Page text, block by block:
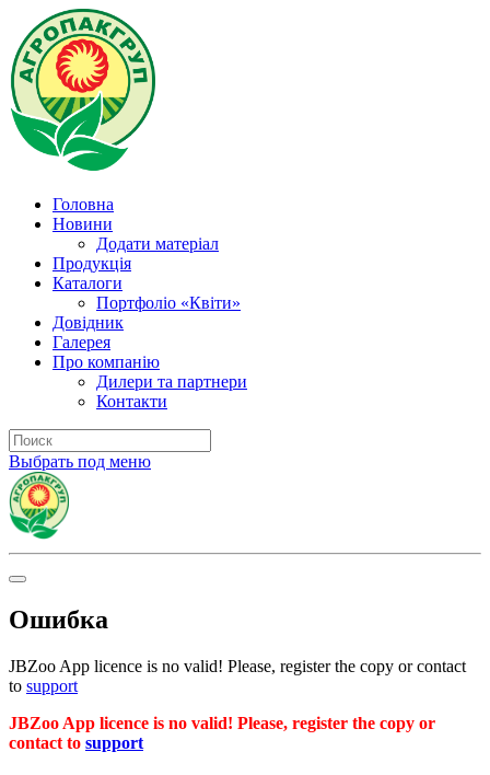
Головна
Новини
Додати матеріал
Продукція
Каталоги
Портфоліо «Квіти»
Довідник
Галерея
Про компанію
Дилери та партнери
Контакти
Выбрать под меню
Ошибка
JBZoo App licence is no valid! Please, register the copy or contact
to support
JBZoo App licence is no valid! Please, register the copy or
contact to support